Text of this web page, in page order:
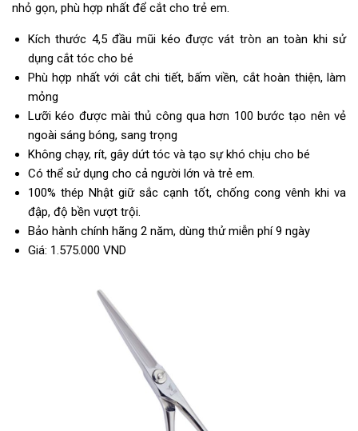
nhỏ gọn, phù hợp nhất để cắt cho trẻ em.
Kích thước 4,5 đầu mũi kéo được vát tròn an toàn khi sử
dụng cắt tóc cho bé
Phù hợp nhất với cắt chi tiết, bấm viền, cắt hoàn thiện, làm
mỏng
Lưỡi kéo được mài thủ công qua hơn 100 bước tạo nên vẻ
ngoài sáng bóng, sang trọng
Không chạy, rít, gây dứt tóc và tạo sự khó chịu cho bé
Có thể sử dụng cho cả người lớn và trẻ em.
100% thép Nhật giữ sắc cạnh tốt, chống cong vênh khi va
đập, độ bền vượt trội.
Bảo hành chính hãng 2 năm, dùng thử miễn phí 9 ngày
Giá: 1.575.000 VND